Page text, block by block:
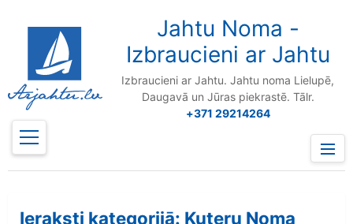
Jahtu Noma -
Izbraucieni ar Jahtu
Izbraucieni ar Jahtu. Jahtu noma Lielupē,
Daugavā un Jūras piekrastē. Tālr.
+371 29214264
Menu
Ieraksti kategorijā: Kuteru Noma